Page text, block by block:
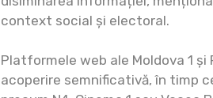
context social și electoral.
Platformele web ale Moldova 1 și
acoperire semnificativă, în timp